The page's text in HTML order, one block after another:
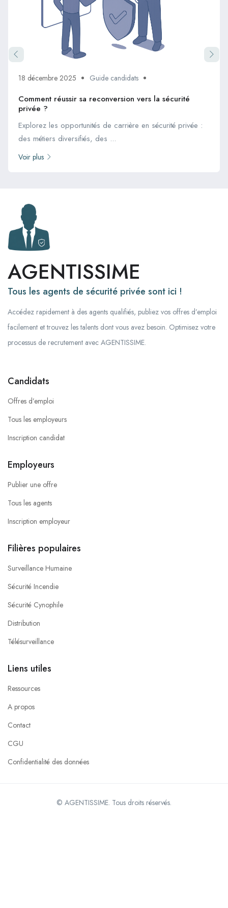
18 décembre 2025 Guide candidats
Comment réussir sa reconversion vers la sécurité
privée ?
Explorez les opportunités de carrière en sécurité privée :
des métiers diversifiés, des ...
Voir plus
AGENTISSIME
Tous les agents de sécurité privée sont ici !
Accédez rapidement à des agents qualifiés, publiez vos offres d’emploi
facilement et trouvez les talents dont vous avez besoin. Optimisez votre
processus de recrutement avec AGENTISSIME.
Candidats
Offres d’emploi
Tous les employeurs
Inscription candidat
Employeurs
Publier une offre
Tous les agents
Inscription employeur
Filières populaires
Surveillance Humaine
Sécurité Incendie
Sécurité Cynophile
Distribution
Télésurveillance
Liens utiles
Ressources
A propos
Contact
CGU
Confidentialité des données
© AGENTISSIME. Tous droits réservés.